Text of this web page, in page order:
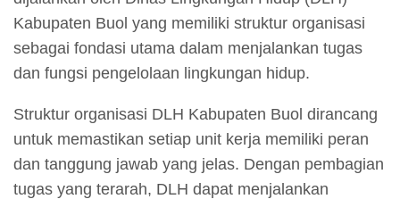
Kabupaten Buol yang memiliki struktur organisasi
sebagai fondasi utama dalam menjalankan tugas
dan fungsi pengelolaan lingkungan hidup.
Struktur organisasi DLH Kabupaten Buol dirancang
untuk memastikan setiap unit kerja memiliki peran
dan tanggung jawab yang jelas. Dengan pembagian
tugas yang terarah, DLH dapat menjalankan